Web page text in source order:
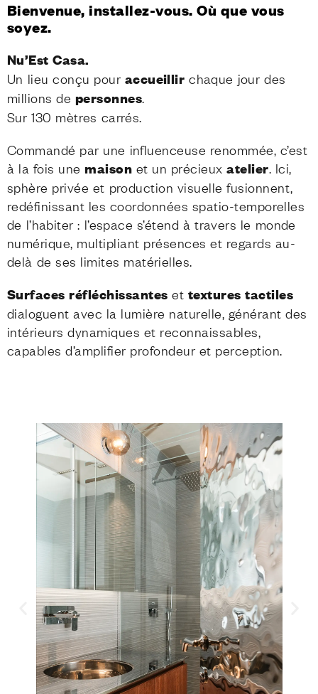
Bienvenue, installez-vous. Où que vous
soyez.
Nu’Est Casa.
Un lieu conçu pour accueillir chaque jour des
millions de personnes
Sur 130 mètres carrés.
Commandé par une influenceuse renommée, c’est
à la fois unemaison et un précieuxatelier . Ici,
sphère privée et production visuelle fusionnent,
redéfinissant les coordonnées spatio-temporelles
de l’habiter : l’espace s’étend à travers le monde
numérique, multipliant présences et regards au-
delà de ses limites matérielles.
Surfaces réfléchissantes et textures tactiles
dialoguent avec la lumière naturelle, générant des
intérieurs dynamiques et reconnaissables,
capables d’amplifier profondeur et perception.